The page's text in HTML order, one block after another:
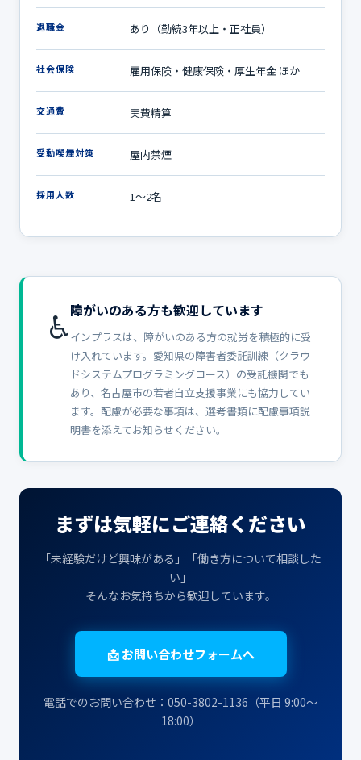
退職金 あり（勤続3年以上・正社員）
社会保険 雇用保険・健康保険・厚生年金 ほか
交通費 実費精算
受動喫煙対策 屋内禁煙
採用人数 1〜2名
♿障がいのある方も歓迎しています
インプラスは、障がいのある方の就労を積極的に受
け入れています。愛知県の障害者委託訓練（クラウ
ドシステムプログラミングコース）の受託機関でも
あり、名古屋市の若者自立支援事業にも協力してい
ます。配慮が必要な事項は、選考書類に配慮事項説
明書を添えてお知らせください。
まずは気軽にご連絡ください
「未経験だけど興味がある」「働き方について相談した
い」
そんなお気持ちから歓迎しています。
📩 お問い合わせフォームへ
電話でのお問い合わせ： 050-3802-1136 （平日 9:00〜
18:00）